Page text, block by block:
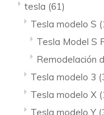
tesla (61)
Tesla modelo S
Tesla Model S
Remodelación
Tesla modelo 3
Tesla modelo X
Tesla modelo Y